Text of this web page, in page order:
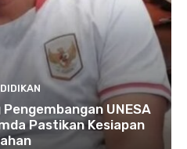
UNESA
Pastikan Kesiapan